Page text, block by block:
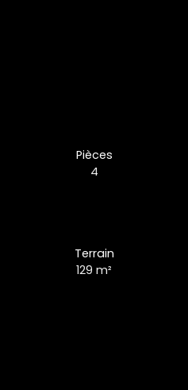
Pièces
4
Terrain
129m²